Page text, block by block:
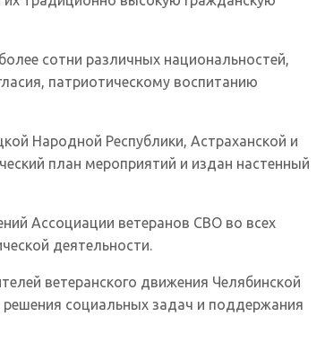
сотни различных национальностей,
патриотическому воспитанию
Народной Республики, Астраханской и
план мероприятий и издан настенный
Ассоциации ветеранов СВО во всех
деятельности.
ветеранского движения Челябинской
социальных задач и поддержания